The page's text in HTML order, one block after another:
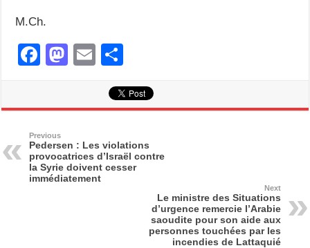
M.Ch.
F
b
o
o
M
d
o
n
E
ail ar
Previous
Pedersen : Les violations
provocatrices d’Israël contre
la Syrie doivent cesser
immédiatement
Next
Le ministre des Situations
d’urgence remercie l’Arabie
saoudite pour son aide aux
personnes touchées par les
incendies de Lattaquié